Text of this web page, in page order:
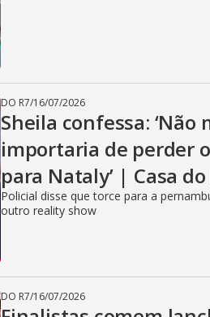
DO R7/16/07/2026
Sheila confessa: ‘Não
importaria de perder
para Nataly’ | Casa
Policial disse que torce para a
outro reality show
DO R7/16/07/2026